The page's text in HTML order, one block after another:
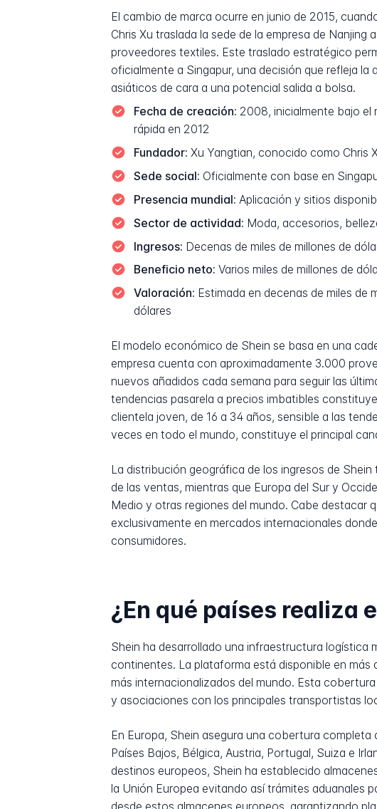
El cambio de marca ocurre en junio de 2015,
Chris Xu traslada la sede de la empresa de
proveedores textiles. Este traslado estratégico
oficialmente a Singapur, una decisión que refleja
asiáticos de cara a una potencial salida a bolsa.
Fecha de creación: 2008, inicialmente bajo el
rápida en 2012
Fundador: Xu Yangtian, conocido como Chris
Sede social: Oficialmente con base en
Presencia mundial: Aplicación y sitios
Sector de actividad: Moda, accesorios,
Ingresos: Decenas de miles de millones de
Beneficio neto: Varios miles de millones de
Valoración: Estimada en decenas de miles de
dólares
El modelo económico de Shein se basa en una
empresa cuenta con aproximadamente 3.000
nuevos añadidos cada semana para seguir las
tendencias pasarela a precios imbatibles
clientela joven, de 16 a 34 años, sensible a las
veces en todo el mundo, constituye el principal
La distribución geográfica de los ingresos de
de las ventas, mientras que Europa del Sur y
Medio y otras regiones del mundo. Cabe destacar
exclusivamente en mercados internacionales
consumidores.
¿En qué países realiza
Shein ha desarrollado una infraestructura logística
continentes. La plataforma está disponible en
más internacionalizados del mundo. Esta
y asociaciones con los principales transportistas
En Europa, Shein asegura una cobertura
Países Bajos, Bélgica, Austria, Portugal, Suiza e
destinos europeos, Shein ha establecido
la Unión Europea evitando así trámites aduanales